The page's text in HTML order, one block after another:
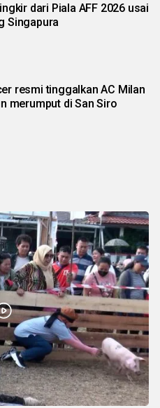
dari Piala AFF 2026 usai
Singapura
resmi tinggalkan AC Milan
merumput di San Siro